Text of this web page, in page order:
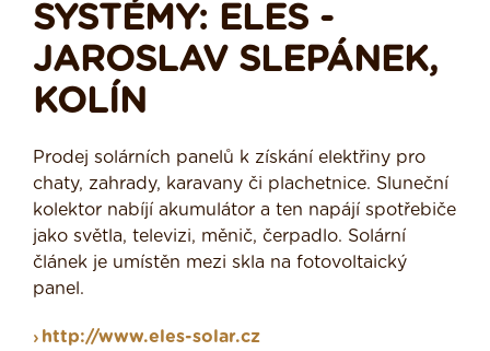
SYSTÉMY: ELES -
JAROSLAV SLEPÁNEK,
KOLÍN
Prodej solárních panelů k získání elektřiny pro
chaty, zahrady, karavany či plachetnice. Sluneční
kolektor nabíjí akumulátor a ten napájí spotřebiče
jako světla, televizi, měnič, čerpadlo. Solární
článek je umístěn mezi skla na fotovoltaický
panel.
http://www.eles-solar.cz